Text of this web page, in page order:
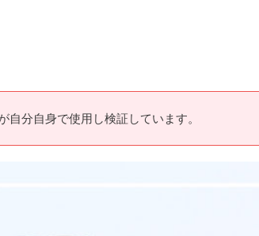
分自身で使用し検証しています。